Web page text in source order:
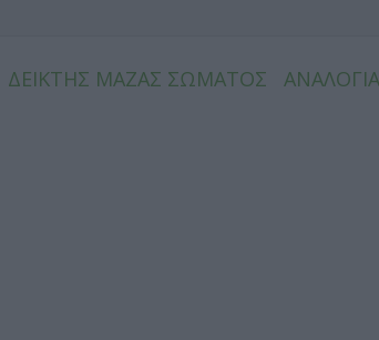
ΔΕΙΚΤΗΣ ΜΑΖΑΣ ΣΩΜΑΤΟΣ